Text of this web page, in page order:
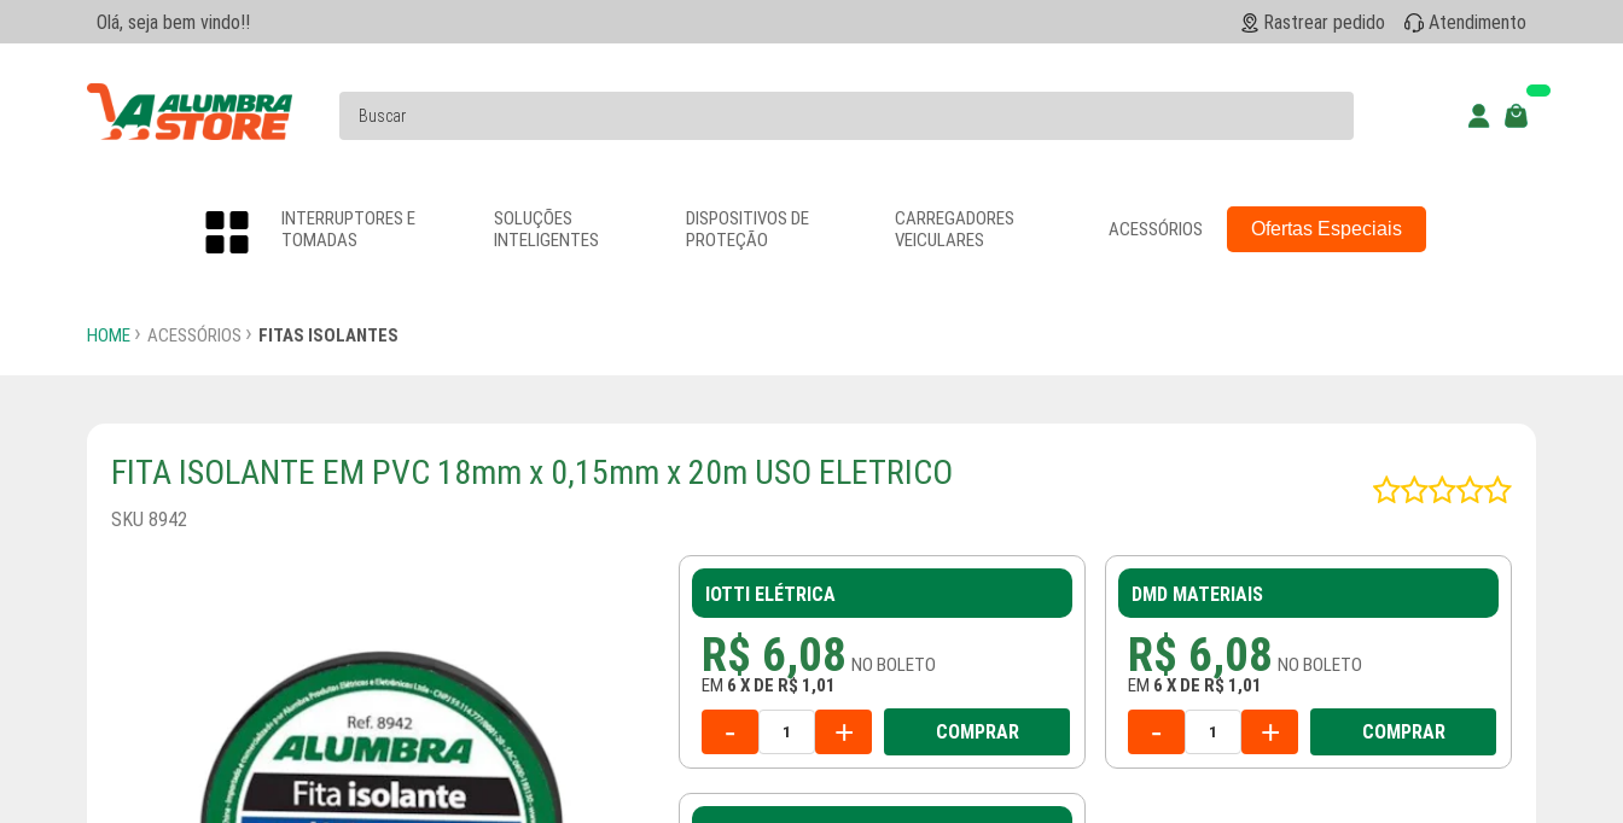
Olá, seja bem vindo!! Rastrear pedido Atendimento
INTERRUPTORES E
TOMADAS
SOLUÇÕES
INTELIGENTES
DISPOSITIVOS DE
PROTEÇÃO
CARREGADORES
VEICULARES
ACESSÓRIOS Ofertas Especiais
HOME ACESSÓRIOS FITAS ISOLANTES
FITA ISOLANTE EM PVC 18mm x 0,15mm x 20m USO ELETRICO
SKU 8942
IOTTI ELÉTRICA
R$ 6,08 NOBOLETO
EM 6X DE R$ 1,01
- + COMPRAR
DMD MATERIAIS
R$ 6,08 NOBOLETO
EM 6X DE R$ 1,01
- + COMPRAR